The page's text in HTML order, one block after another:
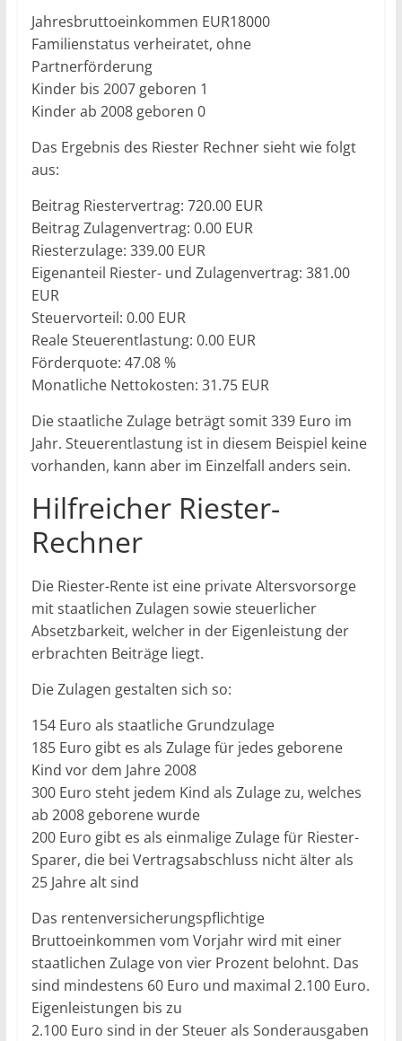
Jahresbruttoeinkommen EUR18000
Familienstatus verheiratet, ohne
Partnerförderung
Kinder bis 2007 geboren 1
Kinder ab 2008 geboren 0
Das Ergebnis des Riester Rechner sieht wie folgt
aus:
Beitrag Riestervertrag: 720.00 EUR
Beitrag Zulagenvertrag: 0.00 EUR
Riesterzulage: 339.00 EUR
Eigenanteil Riester- und Zulagenvertrag: 381.00
EUR
Steuervorteil: 0.00 EUR
Reale Steuerentlastung: 0.00 EUR
Förderquote: 47.08 %
Monatliche Nettokosten: 31.75 EUR
Die staatliche Zulage beträgt somit 339 Euro im
Jahr. Steuerentlastung ist in diesem Beispiel keine
vorhanden, kann aber im Einzelfall anders sein.
Hilfreicher Riester-
Rechner
Die Riester-Rente ist eine private Altersvorsorge
mit staatlichen Zulagen sowie steuerlicher
Absetzbarkeit, welcher in der Eigenleistung der
erbrachten Beiträge liegt.
Die Zulagen gestalten sich so:
154 Euro als staatliche Grundzulage
185 Euro gibt es als Zulage für jedes geborene
Kind vor dem Jahre 2008
300 Euro steht jedem Kind als Zulage zu, welches
ab 2008 geborene wurde
200 Euro gibt es als einmalige Zulage für Riester-
Sparer, die bei Vertragsabschluss nicht älter als
25 Jahre alt sind
Das rentenversicherungspflichtige
Bruttoeinkommen vom Vorjahr wird mit einer
staatlichen Zulage von vier Prozent belohnt. Das
sind mindestens 60 Euro und maximal 2.100 Euro.
Eigenleistungen bis zu
2.100 Euro sind in der Steuer als Sonderausgaben